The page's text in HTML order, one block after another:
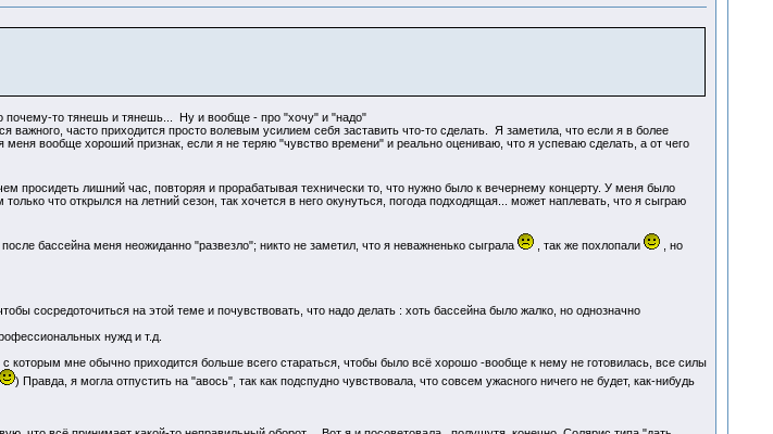
почему-то тянешь и тянешь... Ну и вообще - про "хочу" и "надо"
важного, часто приходится просто волевым усилием себя заставить что-то сделать. Я заметила, что если я в более
вообще хороший признак, если я не теряю "чувство времени" и реально оцениваю, что я успеваю сделать, а от чего
просидеть лишний час, повторяя и прорабатывая технически то, что нужно было к вечернему концерту. У меня было
что открылся на летний сезон, так хочется в него окунуться, погода подходящая... может наплевать, что я сыграю
бассейна меня неожиданно "развезло"; никто не заметил, что я неважненько сыграла , так же похлопали
, но
сосредоточиться на этой теме и почувствовать, что надо делать : хоть бассейна было жалко, но однозначно
нужд и т.д.
которым мне обычно приходится больше всего стараться, чтобы было всё хорошо -вообще к нему не готовилась, все силы
) Правда, я могла отпустить на "авось", так как подспудно чувствовала, что совсем ужасного ничего не будет, как-нибудь